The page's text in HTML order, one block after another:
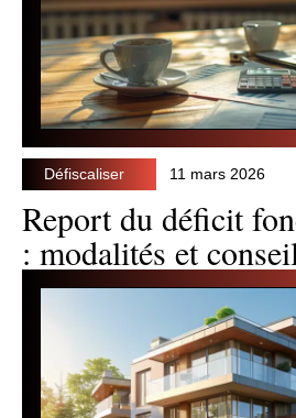
Défiscaliser 11 mars 2026
Report du déficit
: modalités et